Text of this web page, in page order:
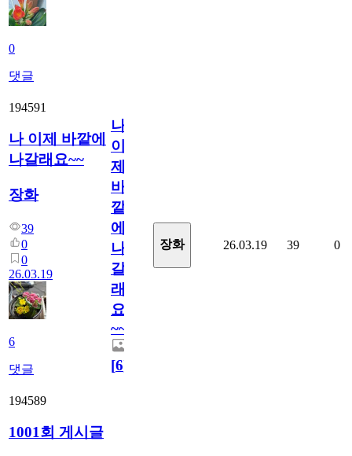
0
댓글
194591
나 이제 바깥에
나갈래요~~
장화
39
0
0
26.03.19
6
댓글
나
이
제
바
깥
에
나
갈
래
요
~~
[6]
장화 26.03.19 39 0
194589
1001회 게시글